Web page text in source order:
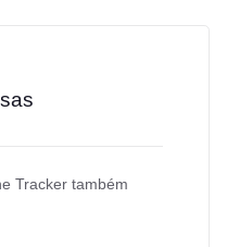
Tracker também